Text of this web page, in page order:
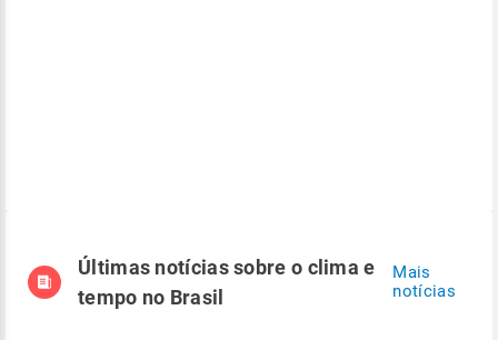
Últimas notícias sobre o clima e
tempo no Brasil
Mais
notícias